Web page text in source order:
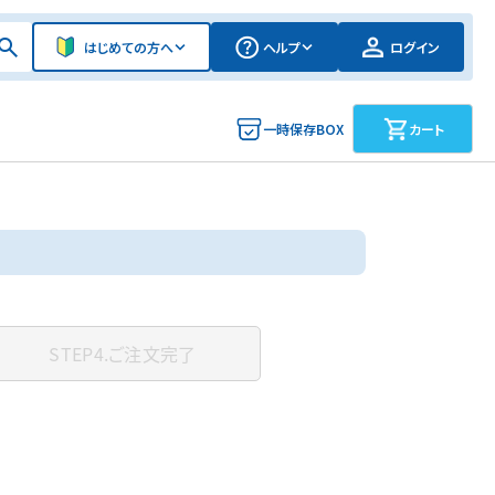
はじめての方へ ヘルプ ログイン
一時保存BOX カート
STEP4.ご注文完了